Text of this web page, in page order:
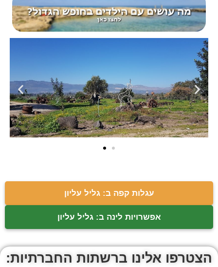
עגלות קפה ב: גליל עליון
אפשרויות לינה ב: גליל עליון
הצטרפו אלינו ברשתות החברתיות: